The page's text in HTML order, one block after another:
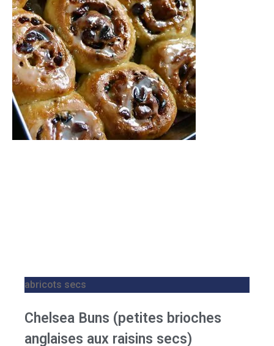
abricots secs
Chelsea Buns (petites brioches
anglaises aux raisins secs)